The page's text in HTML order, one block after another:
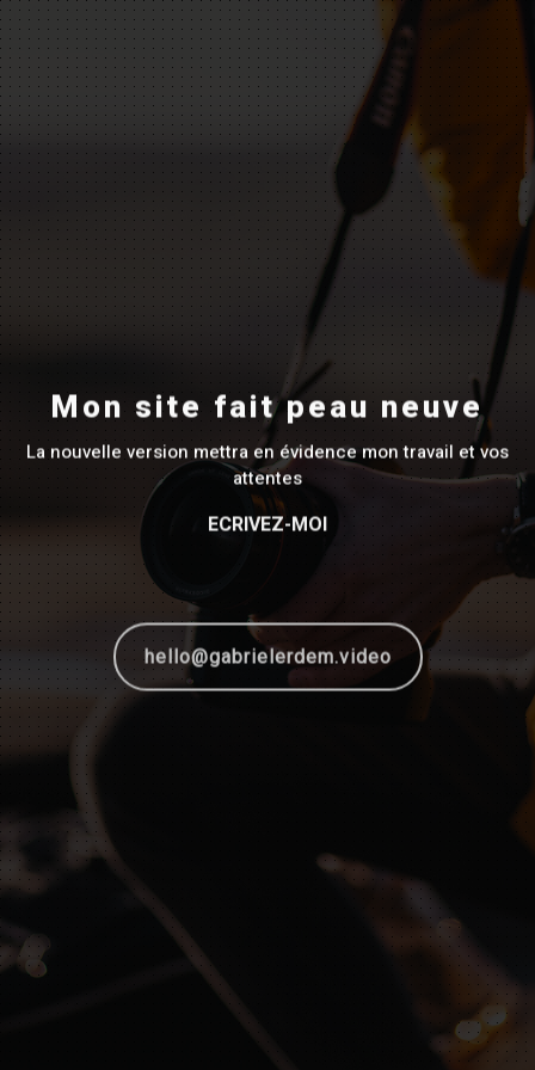
Mon site fait peau neuve
La nouvelle version mettra en évidence mon travail et vos
attentes
ECRIVEZ-MOI
hello@gabrielerdem.video